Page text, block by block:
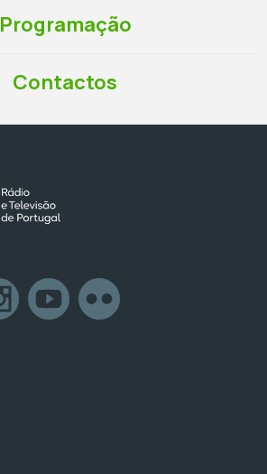
Programação
Contactos